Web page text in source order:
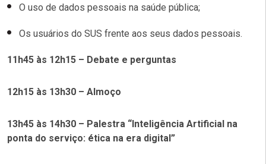
O uso de dados pessoais na saúde pública;
Os usuários do SUS frente aos seus dados pessoais.
11h45 às 12h15 – Debate e perguntas
12h15 às 13h30 – Almoço
13h45 às 14h30 – Palestra “Inteligência Artificial na
ponta do serviço: ética na era digital”